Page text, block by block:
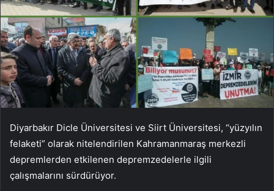
Diyarbakır Dicle Üniversitesi ve Siirt Üniversitesi, “yüzyılın
felaketi” olarak nitelendirilen Kahramanmaraş merkezli
depremlerden etkilenen depremzedelerle ilgili
çalışmalarını sürdürüyor.